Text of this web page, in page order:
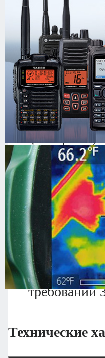
систем
диктофонов,
маскирования
оборудования,
выполнено в
Основные
Простота
Удобство
Прибор
требований
Технические